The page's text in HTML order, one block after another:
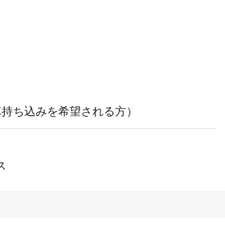
ち込みを希望される方）